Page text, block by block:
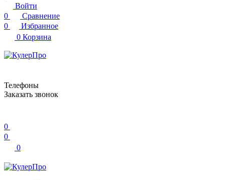
Войти
0
Сравнение
0
Избранное
0 Корзина
Телефоны
Заказать звонок
0
0
0